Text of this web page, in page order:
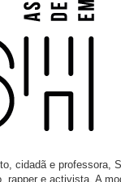
cidadã e professora,
rapper e activista. A